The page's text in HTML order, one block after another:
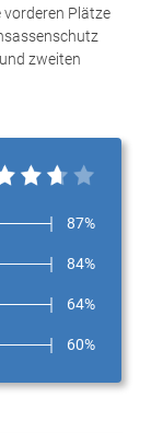
Plätze
zweiten
87%
84%
64%
60%